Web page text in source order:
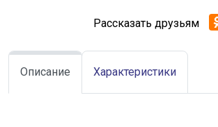
Рассказать друзьям
Описание Характеристики